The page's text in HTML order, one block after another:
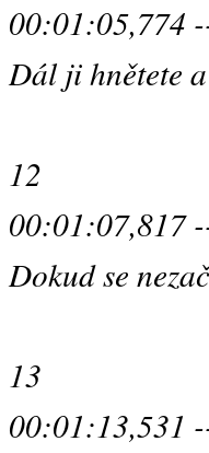
00:01:05,774
Dál ji hnětete
12
00:01:07,817
Dokud se
13
00:01:13,531